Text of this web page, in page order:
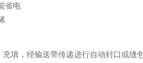
省电
填，经输送带传递进行自动封口或缝